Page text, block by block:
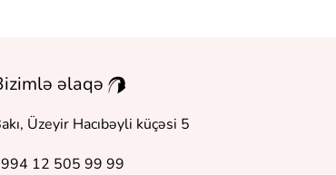
əlaqə
Üzeyir Hacıbəyli küçəsi 5
12 505 99 99